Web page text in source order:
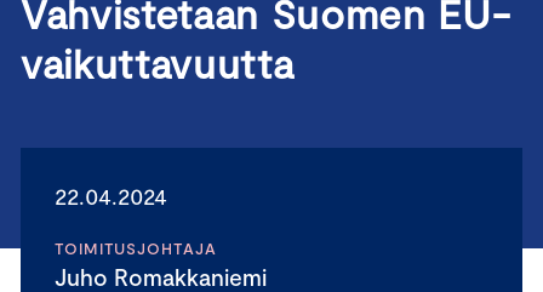
Vahvistetaan Suomen EU-
vaikuttavuutta
22.04.2024
TOIMITUSJOHTAJA
Juho Romakkaniemi